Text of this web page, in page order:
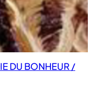
DU BONHEUR /